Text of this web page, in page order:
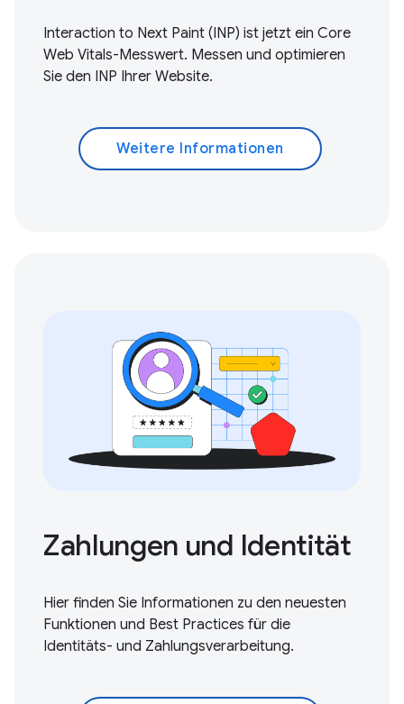
Interaction to Next Paint (INP) ist jetzt ein Core
Web Vitals-Messwert. Messen und optimieren
Sie den INP Ihrer Website.
Weitere Informationen
Zahlungen und Identität
Hier finden Sie Informationen zu den neuesten
Funktionen und Best Practices für die
Identitäts- und Zahlungsverarbeitung.